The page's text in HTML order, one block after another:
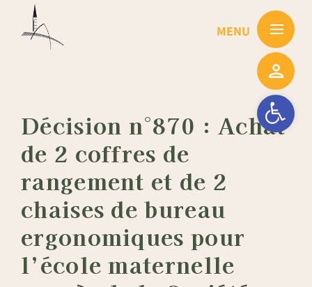
Ouvrir la
Décision n°870 : Achat
de 2 coffres de
rangement et de 2
chaises de bureau
ergonomiques pour
l’école maternelle